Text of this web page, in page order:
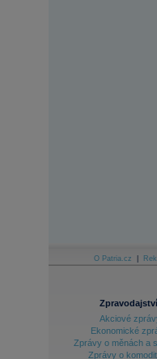
O Patria.cz
Akciové
Ekonomické
Zprávy o měnách a
Zprávy o